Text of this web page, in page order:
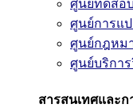
ศูนย์ทดสอ
ศูนย์การแ
ศูนย์กฎหม
ศูนย์บริกา
สารสนเทศและก